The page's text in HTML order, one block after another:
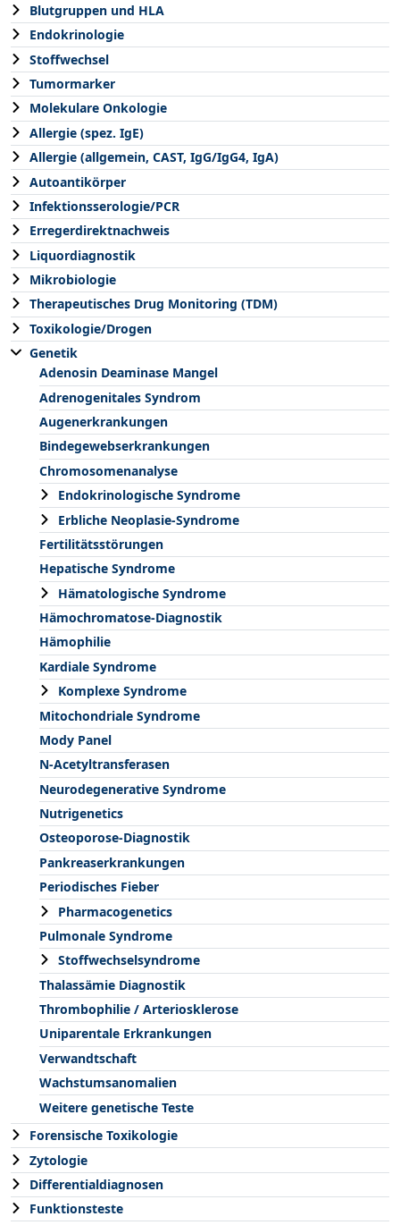
Blutgruppen und HLA
Endokrinologie
Stoffwechsel
Tumormarker
Molekulare Onkologie
Allergie (spez. IgE)
Allergie (allgemein, CAST, IgG/IgG4, IgA)
Autoantikörper
Infektionsserologie/PCR
Erregerdirektnachweis
Liquordiagnostik
Mikrobiologie
Therapeutisches Drug Monitoring (TDM)
Toxikologie/Drogen
Genetik
Adenosin Deaminase Mangel
Adrenogenitales Syndrom
Augenerkrankungen
Bindegewebserkrankungen
Chromosomenanalyse
Endokrinologische Syndrome
Erbliche Neoplasie-Syndrome
Fertilitätsstörungen
Hepatische Syndrome
Hämatologische Syndrome
Hämochromatose-Diagnostik
Hämophilie
Kardiale Syndrome
Komplexe Syndrome
Mitochondriale Syndrome
Mody Panel
N-Acetyltransferasen
Neurodegenerative Syndrome
Nutrigenetics
Osteoporose-Diagnostik
Pankreaserkrankungen
Periodisches Fieber
Pharmacogenetics
Pulmonale Syndrome
Stoffwechselsyndrome
Thalassämie Diagnostik
Thrombophilie / Arteriosklerose
Uniparentale Erkrankungen
Verwandtschaft
Wachstumsanomalien
Weitere genetische Teste
Forensische Toxikologie
Zytologie
Differentialdiagnosen
Funktionsteste